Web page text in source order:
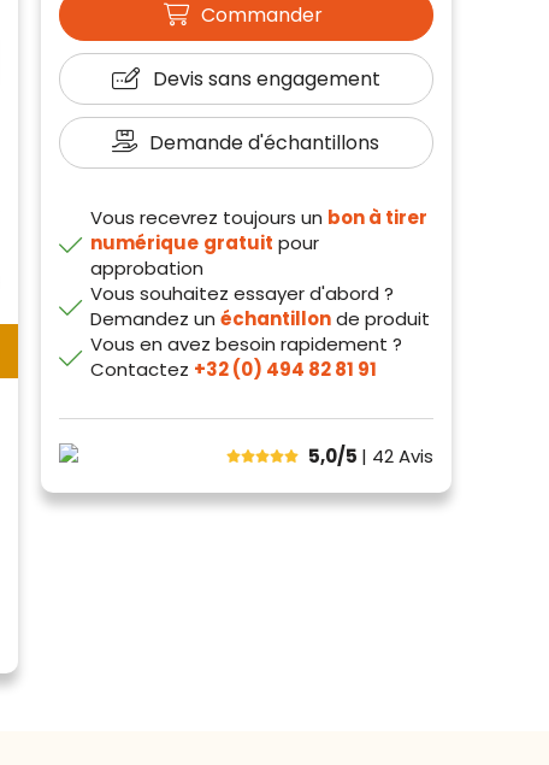
Commander
Devis sans engagement
Demande d'échantillons
Vous recevrez toujours un bon à tirer
numérique gratuit pour
approbation
Vous souhaitez essayer d'abord ?
Demandez un échantillonde produit
Vous en avez besoin rapidement ?
Contactez +32 (0) 494 82 81 91
5,0/5 | 42Avis